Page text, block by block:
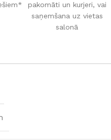
pakomāti un kurjeri, vai
saņemšana uz vietas
salonā